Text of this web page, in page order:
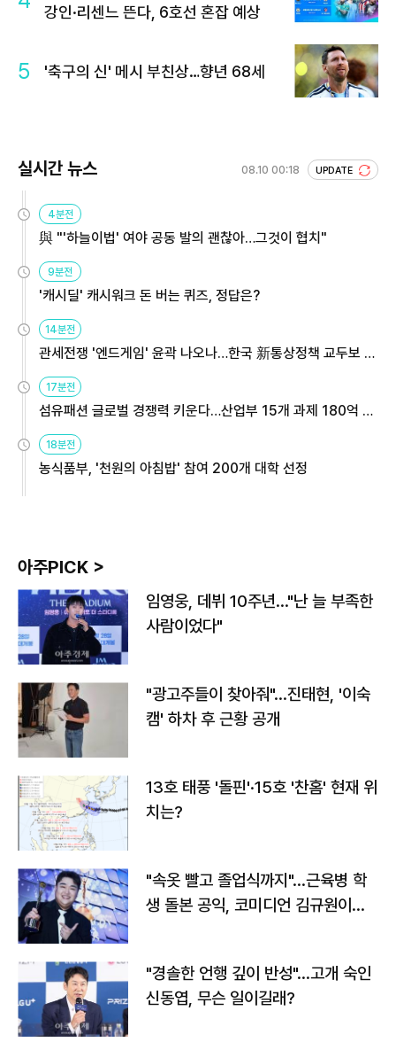
강인·리센느 뜬다, 6호선 혼잡 예상
5 '축구의 신' 메시 부친상…향년 68세
실시간 뉴스 08.10 00:18 UPDATE
4분전
與 "'하늘이법' 여야 공동 발의 괜찮아…그것이 협치"
9분전
'캐시딜' 캐시워크 돈 버는 퀴즈, 정답은?
14분전
관세전쟁 '엔드게임' 윤곽 나오나…한국 新통상정책 교두보 활
용해야
17분전
섬유패션 글로벌 경쟁력 키운다…산업부 15개 과제 180억 지
원
18분전
농식품부, '천원의 아침밥' 참여 200개 대학 선정
아주PICK >
임영웅, 데뷔 10주년…"난 늘 부족한
사람이었다"
"광고주들이 찾아줘"…진태현, '이숙
캠' 하차 후 근황 공개
13호 태풍 '돌핀'·15호 '찬홈' 현재 위
치는?
"속옷 빨고 졸업식까지"…근육병 학
생 돌본 공익, 코미디언 김규원이었
"경솔한 언행 깊이 반성"…고개 숙인
신동엽, 무슨 일이길래?